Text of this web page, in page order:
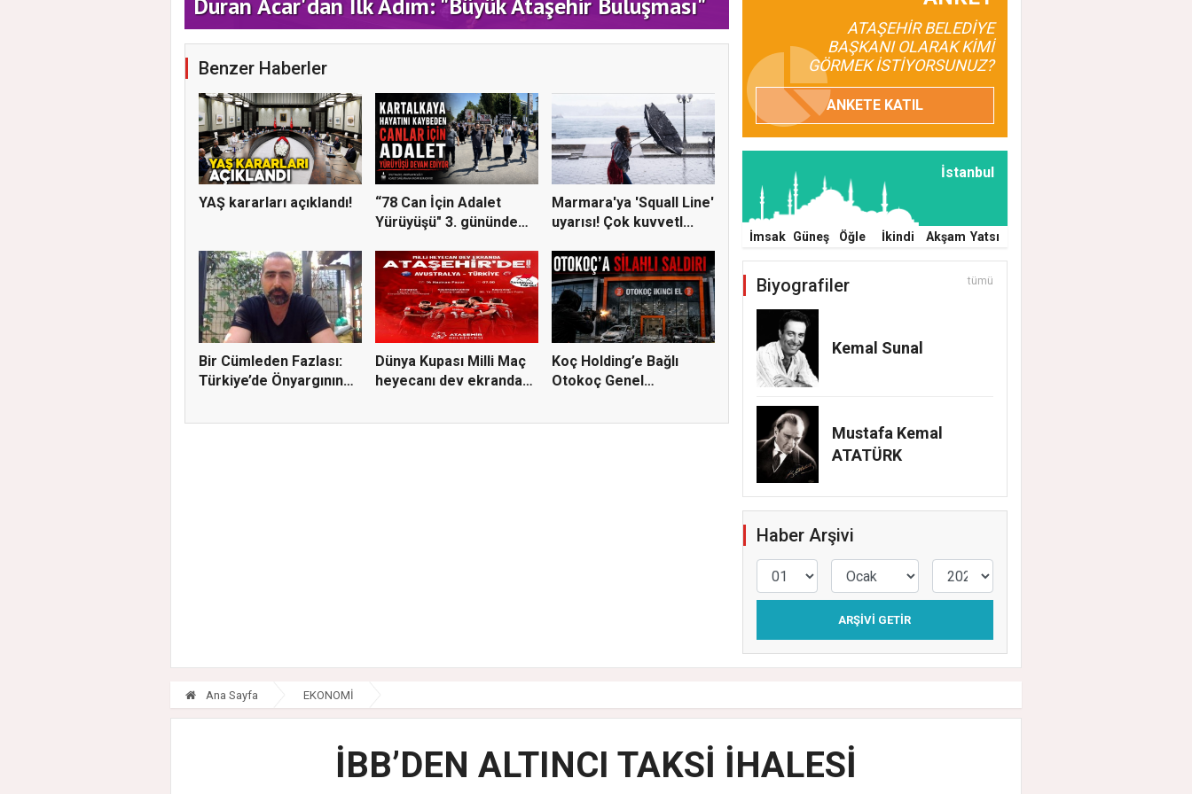
Benzer Haberler
YAŞ kararları açıklandı!
“78 Can İçin Adalet
Yürüyüşü" 3. gününde
Marmara'ya 'Squall Line'
uyarısı! Çok kuvvetl...
Bir Cümleden Fazlası:
Türkiye’de Önyargının
Dünya Kupası Milli Maç
heyecanı dev ekranda
Koç Holding’e Bağlı
Otokoç Genel
ATAŞEHİR BELEDİYE
BAŞKANI OLARAK KİMİ
GÖRMEK İSTİYORSUNUZ?
ANKETE KATIL
İstanbul
İmsak Güneş Öğle İkindi Akşam Yatsı
Biyografiler tümü
Kemal Sunal
Mustafa Kemal
ATATÜRK
Haber Arşivi
ARŞIVI GETIR
Ana Sayfa EKONOMİ
İBB’DEN ALTINCI TAKSİ İHALESİ